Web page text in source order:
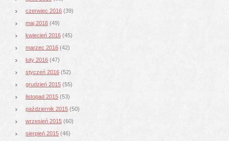
czerwiec 2016 (39)
maj 2016 (49)
kwiecień 2016 (45)
marzec 2016 (42)
luty 2016 (47)
styczeń 2016 (52)
grudzień 2015 (55)
listopad 2015 (53)
październik 2015 (50)
wrzesień 2015 (60)
sierpień 2015 (46)